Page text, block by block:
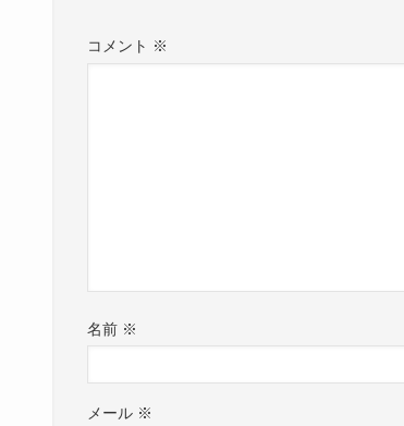
コメント ※
名前 ※
メール ※